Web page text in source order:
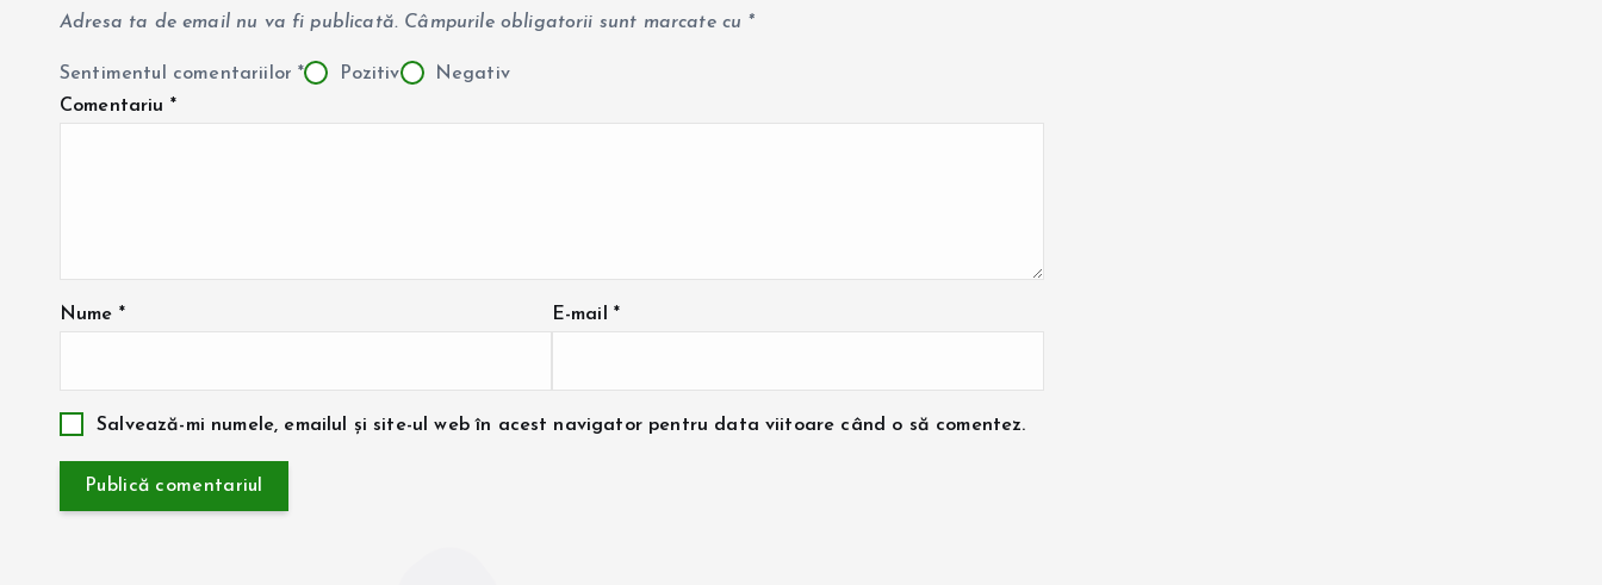
Adresa ta de email nu va fi publicată. Câmpurile obligatorii sunt marcate cu *
Sentimentul comentariilor* Pozitiv
Negativ
Comentariu *
Nume * E-mail *
Salvează-mi numele, emailul și site-ul web în acest navigator pentru data viitoare când o să comentez.